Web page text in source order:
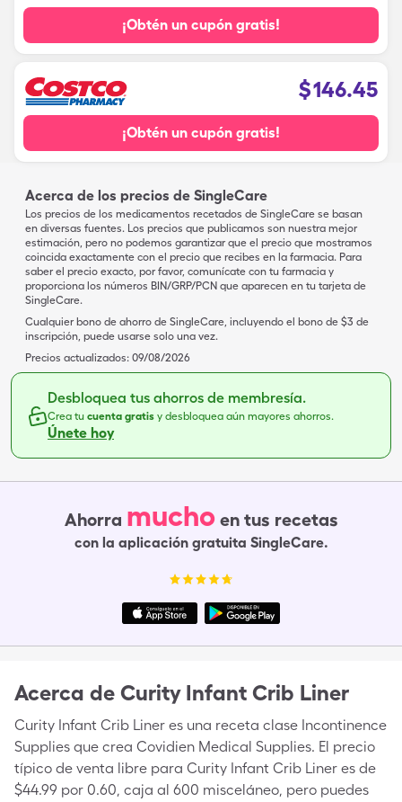
¡Obtén un cupón gratis!
$146.45
¡Obtén un cupón gratis!
Acerca de los precios de SingleCare
Los precios de los medicamentos recetados de SingleCare se basan
en diversas fuentes. Los precios que publicamos son nuestra mejor
estimación, pero no podemos garantizar que el precio que mostramos
coincida exactamente con el precio que recibes en la farmacia. Para
saber el precio exacto, por favor, comunícate con tu farmacia y
proporciona los números BIN/GRP/PCN que aparecen en tu tarjeta de
SingleCare.
Cualquier bono de ahorro de SingleCare, incluyendo el bono de $3 de
inscripción, puede usarse solo una vez.
Precios actualizados: 09/08/2026
Desbloquea tus ahorros de membresía.
Crea tu cuenta gratis y desbloquea aún mayores ahorros.
Únete hoy
Ahorra mucho en tus recetas
con la aplicación gratuita SingleCare.
Acerca de Curity Infant Crib Liner
Curity Infant Crib Liner es una receta clase Incontinence
Supplies que crea Covidien Medical Supplies. El precio
típico de venta libre para Curity Infant Crib Liner es de
$44.99 por 0.60, caja al 600 misceláneo, pero puedes